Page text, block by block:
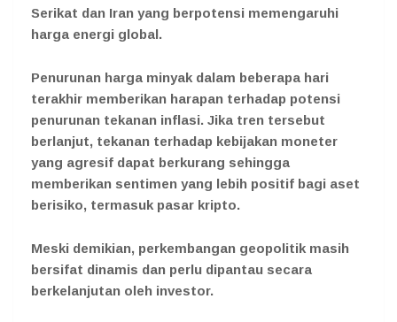
Serikat dan Iran yang berpotensi memengaruhi
harga energi global.
Penurunan harga minyak dalam beberapa hari
terakhir memberikan harapan terhadap potensi
penurunan tekanan inflasi. Jika tren tersebut
berlanjut, tekanan terhadap kebijakan moneter
yang agresif dapat berkurang sehingga
memberikan sentimen yang lebih positif bagi aset
berisiko, termasuk pasar kripto.
Meski demikian, perkembangan geopolitik masih
bersifat dinamis dan perlu dipantau secara
berkelanjutan oleh investor.